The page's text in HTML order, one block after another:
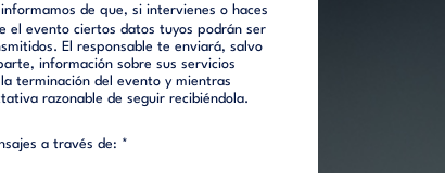
informamos de que, si intervienes o haces
el evento ciertos datos tuyos podrán ser
El responsable te enviará, salvo
información sobre sus servicios
terminación del evento y mientras
razonable de seguir recibiéndola.
a través de: *